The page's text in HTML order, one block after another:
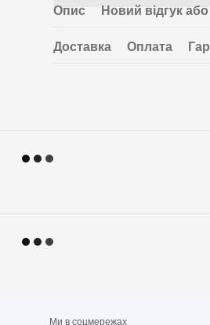
Опис Новий відгук
Доставка Оплата
Ми в соцмережах